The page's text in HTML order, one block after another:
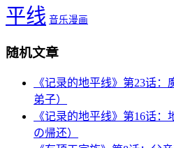
平线 音乐漫画
随机文章
《记录的地平线》第23话
弟子）
《记录的地平线》第16话
の帰还）